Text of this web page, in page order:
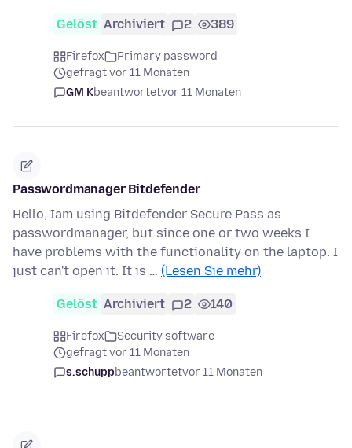
Gelöst Archiviert 2 389
Firefox
Primary password
gefragt vor 11 Monaten
GM Kbeantwortetvor 11 Monaten
Passwordmanager Bitdefender
Hello, Iam using Bitdefender Secure Pass as
passwordmanager, but since one or two weeks I
have problems with the functionality on the laptop. I
just can't open it. It is … (Lesen Sie mehr)
Gelöst Archiviert 2 140
Firefox
Security software
gefragt vor 11 Monaten
s.schuppbeantwortetvor 11 Monaten